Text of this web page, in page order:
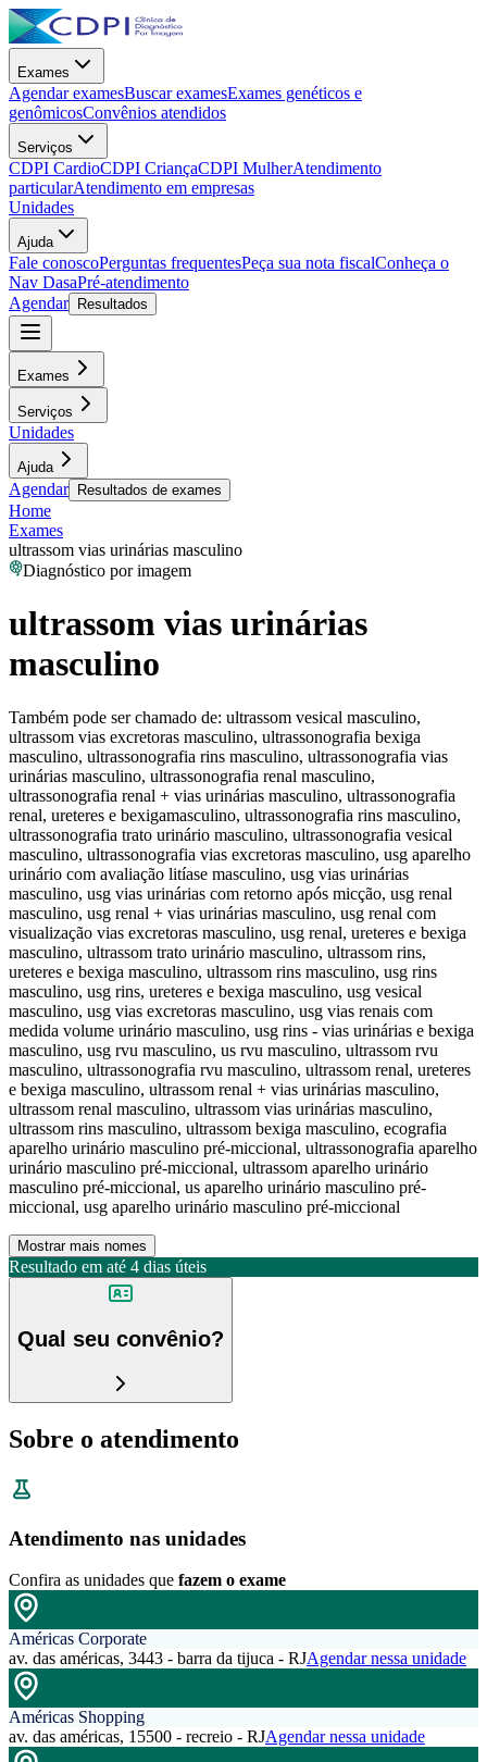
Exames
Agendar examesBuscar examesExames genéticos e
genômicosConvênios atendidos
Serviços
CDPI CardioCDPI CriançaCDPI MulherAtendimento
particularAtendimento em empresas
Unidades
Ajuda
Fale conoscoPerguntas frequentesPeça sua nota fiscalConheça o
Nav DasaPré-atendimento
Agendar
Resultados
Exames
Serviços
Unidades
Ajuda
Agendar Resultados de exames
Home
Exames
ultrassom vias urinárias masculino
Diagnóstico por imagem
ultrassom vias urinárias
masculino
Também pode ser chamado de: ultrassom vesical masculino,
ultrassom vias excretoras masculino, ultrassonografia bexiga
masculino, ultrassonografia rins masculino, ultrassonografia vias
urinárias masculino, ultrassonografia renal masculino,
ultrassonografia renal + vias urinárias masculino, ultrassonografia
renal, ureteres e bexigamasculino, ultrassonografia rins masculino,
ultrassonografia trato urinário masculino, ultrassonografia vesical
masculino, ultrassonografia vias excretoras masculino, usg aparelho
urinário com avaliação litíase masculino, usg vias urinárias
masculino, usg vias urinárias com retorno após micção, usg renal
masculino, usg renal + vias urinárias masculino, usg renal com
visualização vias excretoras masculino, usg renal, ureteres e bexiga
masculino, ultrassom trato urinário masculino, ultrassom rins,
ureteres e bexiga masculino, ultrassom rins masculino, usg rins
masculino, usg rins, ureteres e bexiga masculino, usg vesical
masculino, usg vias excretoras masculino, usg vias renais com
medida volume urinário masculino, usg rins - vias urinárias e bexiga
masculino, usg rvu masculino, us rvu masculino, ultrassom rvu
masculino, ultrassonografia rvu masculino, ultrassom renal, ureteres
e bexiga masculino, ultrassom renal + vias urinárias masculino,
ultrassom renal masculino, ultrassom vias urinárias masculino,
ultrassom rins masculino, ultrassom bexiga masculino, ecografia
aparelho urinário masculino pré-miccional, ultrassonografia aparelho
urinário masculino pré-miccional, ultrassom aparelho urinário
masculino pré-miccional, us aparelho urinário masculino pré-
miccional, usg aparelho urinário masculino pré-miccional
Mostrar mais nomes
Resultado em até 4 dias úteis
Qual seu convênio?
Sobre o atendimento
Atendimento nas unidades
Confira as unidades que fazem o exame
Américas Corporate
av. das américas, 3443 - barra da tijuca - RJAgendar nessa unidade
Américas Shopping
av. das américas, 15500 - recreio - RJAgendar nessa unidade